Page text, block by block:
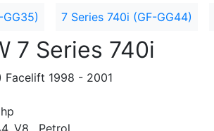
7 Series 740i (GF-GG44)
7 Series 740i
Facelift 1998 - 2001
V8 , Petrol